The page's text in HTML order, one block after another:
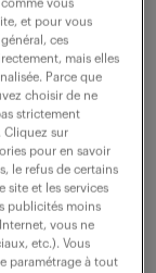
majeurs : 1.
Accueil :
des
vous
et pour vous
ces
mais elles
Parce que
choisir de ne
strictement
Cliquez sur
pour en savoir
le refus de certains
site et les services
publicités moins
vous ne
etc.). Vous
paramétrage à tout